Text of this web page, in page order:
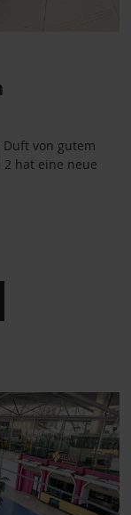
von gutem
hat eine neue